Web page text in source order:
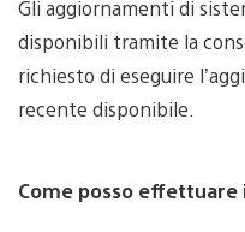
Gli aggiornamenti di
disponibili tramite la
richiesto di eseguire
recente disponibile.
Come posso effettuare